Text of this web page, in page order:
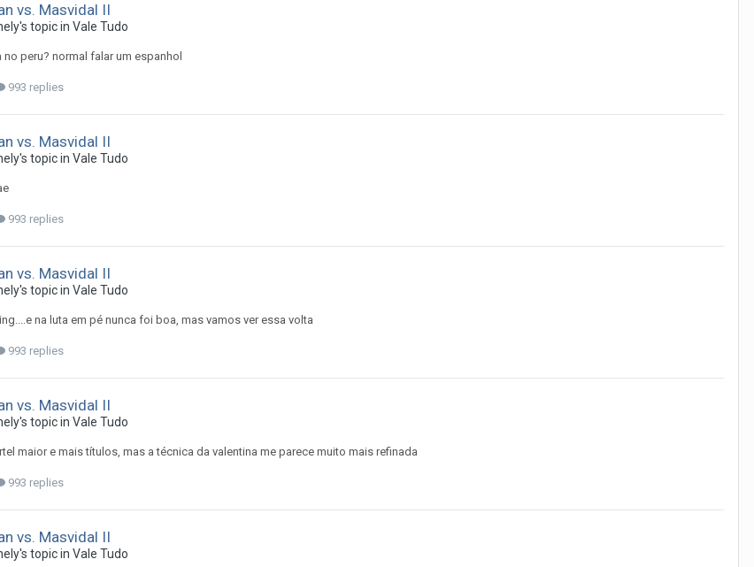
vs. Masvidal II
's topic in Vale Tudo
no peru? normal falar um espanhol
993 replies
vs. Masvidal II
's topic in Vale Tudo
993 replies
vs. Masvidal II
's topic in Vale Tudo
na luta em pé nunca foi boa, mas vamos ver essa volta
993 replies
vs. Masvidal II
's topic in Vale Tudo
maior e mais títulos, mas a técnica da valentina me parece muito mais refinada
993 replies
vs. Masvidal II
's topic in Vale Tudo